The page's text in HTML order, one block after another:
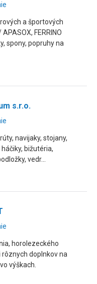
a športových
FERRINO
spony, popruhy na
s.r.o.
navijaky, stojany,
bižutéria,
vedr...
horolezeckého
doplnkov na
výškach.